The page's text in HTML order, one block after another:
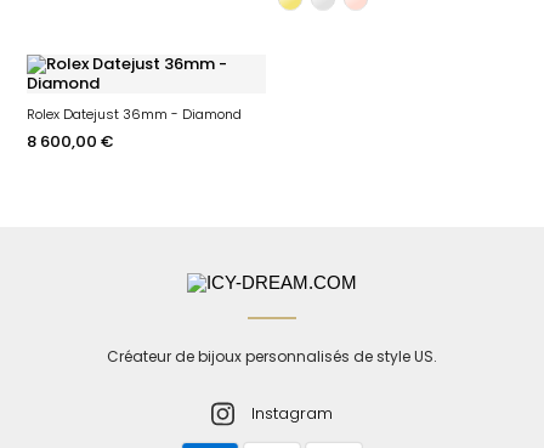
Rolex Datejust 36mm - Diamond
8 600,00 €
Créateur de bijoux personnalisés de style US.
Instagram